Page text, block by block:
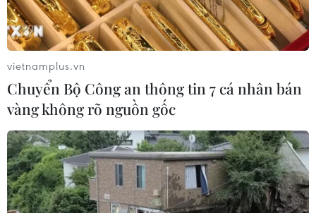
vietnamplus.vn
Chuyển Bộ Công an thông tin 7 cá nhân bán
vàng không rõ nguồn gốc